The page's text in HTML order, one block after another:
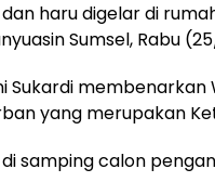
haru digelar di
Sumsel, Rabu
Sukardi
yang merupakan
samping calon